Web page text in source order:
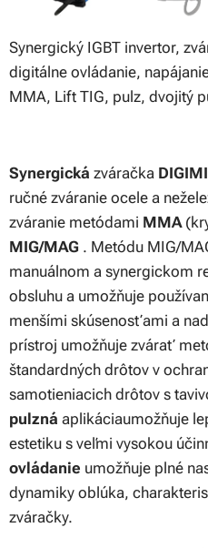
Synergický IGBT invertor,
digitálne ovládanie,
MMA, Lift TIG, pulz, dvojitý
Synergická zváračka
ručné zváranie ocele a
zváranie metódami MMA
MIG/MAG . Metódu MIG/
manuálnom a synergickom
obsluhu a umožňuje
menšími skúsenosťami a
prístroj umožňuje zvárať
štandardných drôtov v
samotieniacich drôtov s
pulzná aplikáciaumožňuje
estetiku s veľmi vysokou
ovládanie umožňuje plné
dynamiky oblúka,
zváračky.